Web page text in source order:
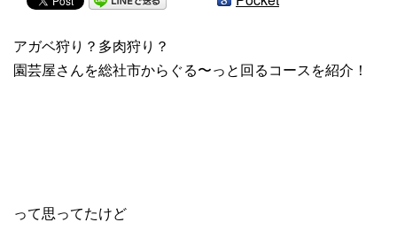
アガベ狩り？多肉狩り？
園芸屋さんを総社市からぐる〜っと回るコースを紹介！
って思ってたけど